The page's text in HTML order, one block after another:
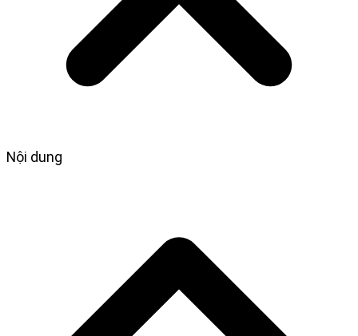
Nội dung